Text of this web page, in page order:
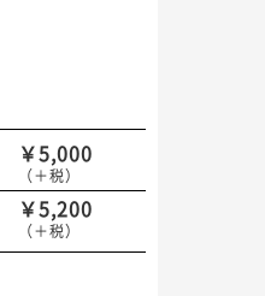
￥5,000
（＋税）
￥5,200
（＋税）